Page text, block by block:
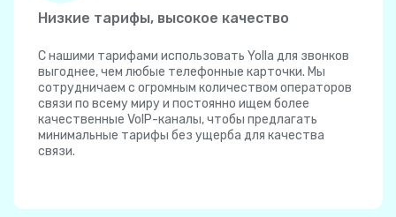
Низкие тарифы, высокое качество
С нашими тарифами использовать Yolla для звонков
выгоднее, чем любые телефонные карточки. Мы
сотрудничаем с огромным количеством операторов
связи по всему миру и постоянно ищем более
качественные VoIP-каналы, чтобы предлагать
минимальные тарифы без ущерба для качества
связи.